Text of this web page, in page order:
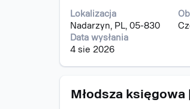
oferty
pracy.
Lokalizacja
Nadarzyn, PL, 05-830
Data wysłania
4 sie 2026
pomocą
spacji,
aby
wyświetlić
treść
oferty
Tytuł
Młodsza
Zaznacz